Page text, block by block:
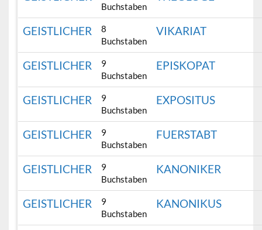
Buchstaben
GEISTLICHER
8
Buchstaben
VIKARIAT
GEISTLICHER
9
Buchstaben
EPISKOPAT
GEISTLICHER
9
Buchstaben
EXPOSITUS
GEISTLICHER
9
Buchstaben
FUERSTABT
GEISTLICHER
9
Buchstaben
KANONIKER
GEISTLICHER
9
Buchstaben
KANONIKUS